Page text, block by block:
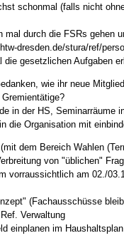
schonmal (falls nicht
mal durch die FSRs gehen
dresden.de/stura/ref/
die gesetzlichen Aufgaben
wie ihr neue
in der HS, Seminarräume
die Organisation mit
dem Bereich Wahlen
von "üblichen"
vorraussichtlich am 02./
(Fachausschüsse
Verwaltung
einplanen im Haushaltsplan